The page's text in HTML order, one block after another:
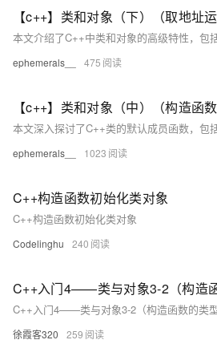
ephemerals__ 475
ephemerals__ 1023
C++构造函数初始化类对象
C++构造函数初始化类对象
Codelinghu 240
C++入门4——类与对象3-2（构造函数的类型
徐霞客320 259